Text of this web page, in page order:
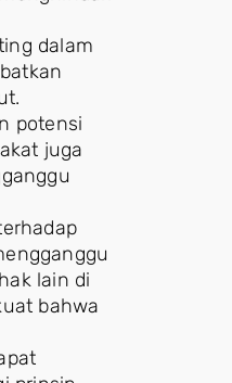
dalam
potensi
juga
lain di
bahwa